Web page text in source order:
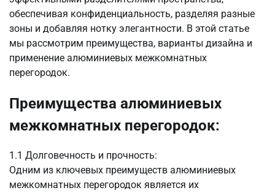
обеспечивая конфиденциальность, разделяя разные
зоны и добавляя нотку элегантности. В этой статье
мы рассмотрим преимущества, варианты дизайна и
применение алюминиевых межкомнатных
перегородок.
Преимущества алюминиевых
межкомнатных перегородок:
1.1 Долговечность и прочность:
Одним из ключевых преимуществ алюминиевых
межкомнатных перегородок является их